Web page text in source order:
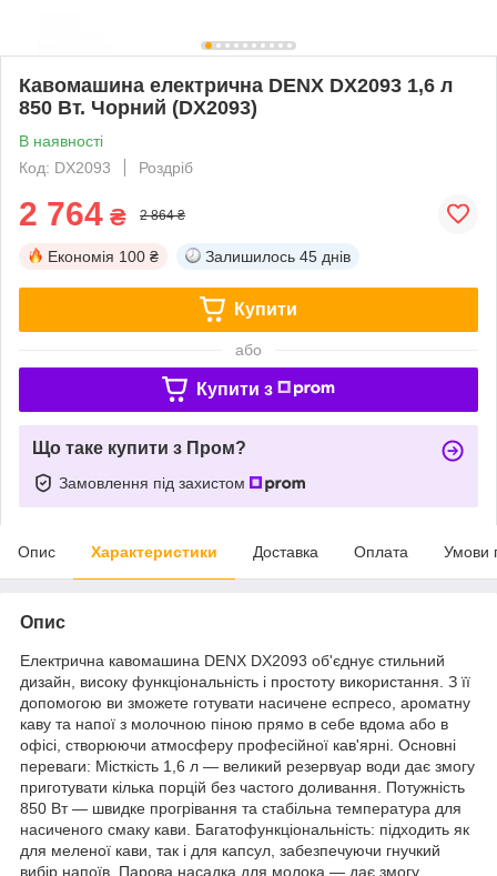
Кавомашина електрична DENX DX2093 1,6 л
850 Вт. Чорний (DX2093)
В наявності
Код: DX2093
Роздріб
2 764 ₴ 2 864 ₴
Економія 100 ₴ Залишилось 45 днів
Купити
або
Купити з
Що таке купити з Пром?
Замовлення під захистом
Опис Характеристики Доставка Оплата Умови
Опис
Електрична кавомашина DENX DX2093 об'єднує стильний
дизайн, високу функціональність і простоту використання. З її
допомогою ви зможете готувати насичене еспресо, ароматну
каву та напої з молочною піною прямо в себе вдома або в
офісі, створюючи атмосферу професійної кав'ярні. Основні
переваги: Місткість 1,6 л — великий резервуар води дає змогу
приготувати кілька порцій без частого доливання. Потужність
850 Вт — швидке прогрівання та стабільна температура для
насиченого смаку кави. Багатофункціональність: підходить як
для меленої кави, так і для капсул, забезпечуючи гнучкий
вибір напоїв. Парова насадка для молока — дає змогу